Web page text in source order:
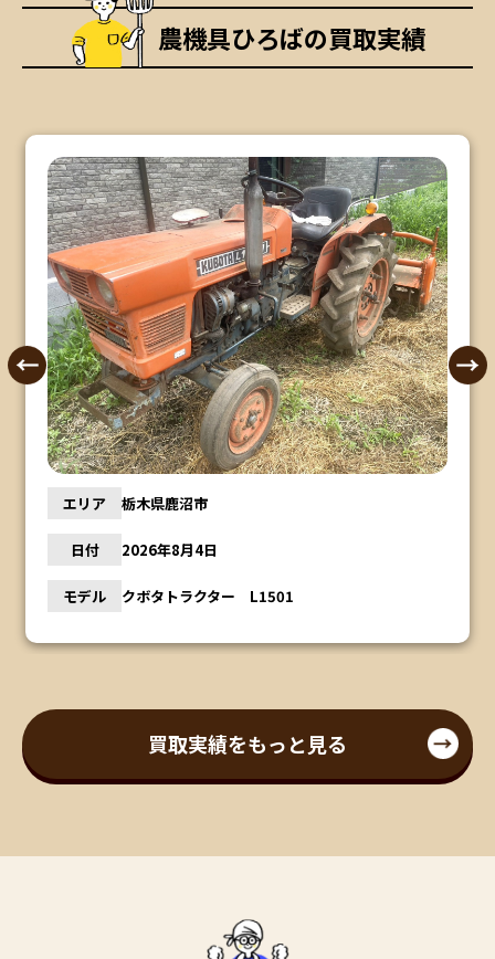
農機具ひろばの買取実績
エリア 栃木県鹿沼市
日付 2026年8月4日
モデル クボタトラクター L1501
買取実績をもっと見る